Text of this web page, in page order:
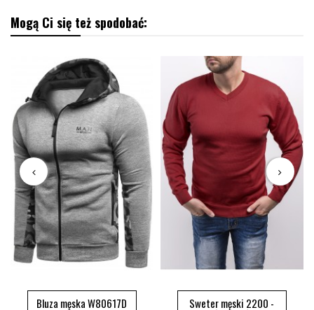
Mogą Ci się też spodobać:
Bluza męska W80617D Sweter męski 2200 -